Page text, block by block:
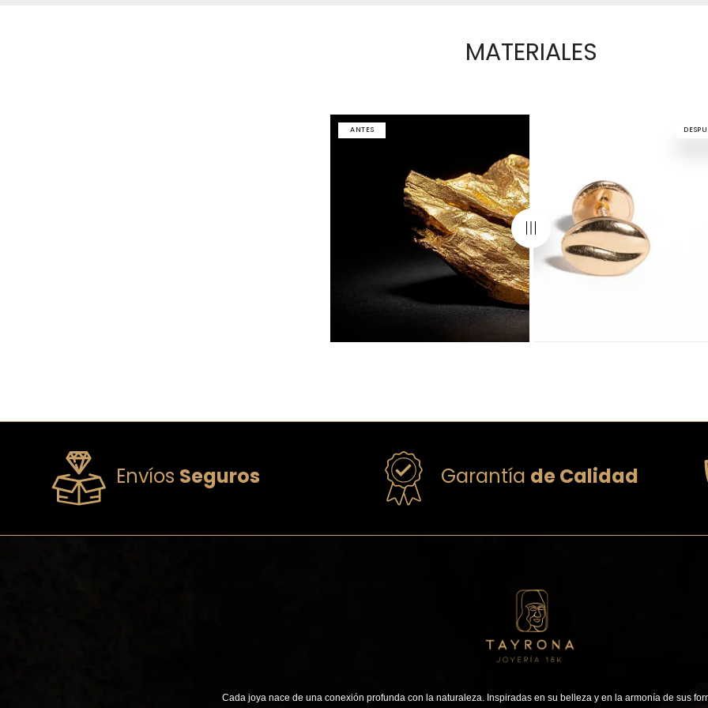
MATERIALES
ANTES
Envíos Seguros Garantía de Calidad
Cada joya nace de una conexión profunda con la naturaleza. Inspiradas en su belleza y en la armonía de sus